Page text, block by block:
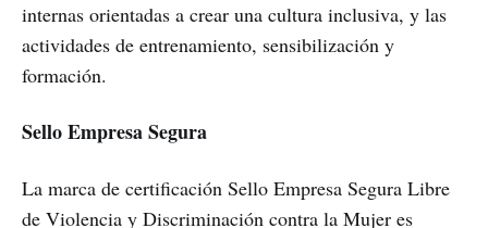
internas orientadas a crear una cultura inclusiva, y las
actividades de entrenamiento, sensibilización y
formación.
Sello Empresa Segura
La marca de certificación Sello Empresa Segura Libre
de Violencia y Discriminación contra la Mujer es